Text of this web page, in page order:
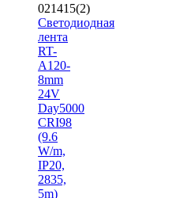
021415(2)
Светодиодная
лента
RT-
A120-
8mm
24V
Day5000
CRI98
(9.6
W/m,
IP20,
2835,
5m)